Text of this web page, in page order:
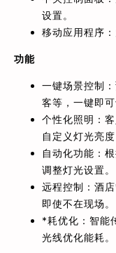
设置。
移动应用程序
功能
一键场景控制
客等，一键即可
个性化照明：
自定义灯光亮
自动化功能：
调整灯光设置。
远程控制：酒
即使不在现场。
*耗优化：智能
光线优化能耗。